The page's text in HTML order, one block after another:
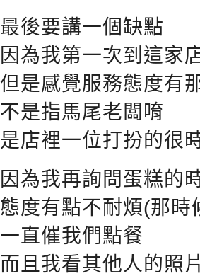
最後要講一個缺點
因為我第一次到這家
但是感覺服務態度有
不是指馬尾老闆唷
是店裡一位打扮的很
因為我再詢問蛋糕的
態度有點不耐煩(那時
一直催我們點餐
而且我看其他人的照片